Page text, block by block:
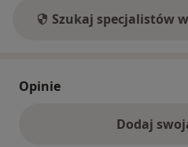
Szukaj specjalistów
Opinie
Dodaj